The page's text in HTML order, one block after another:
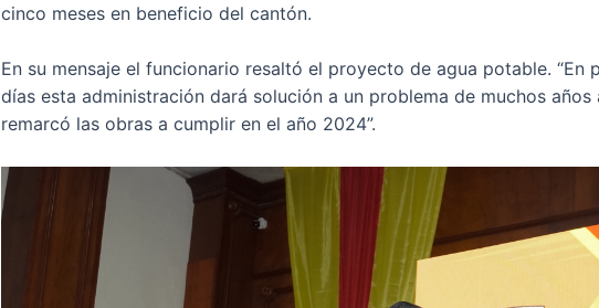
cinco meses en beneficio del cantón.
En su mensaje el funcionario resaltó el proyecto de agua potable. “En
días esta administración dará solución a un problema de muchos años
remarcó las obras a cumplir en el año 2024”.